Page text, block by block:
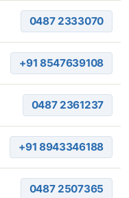
0487 2333070
+91 8547639108
0487 2361237
+91 8943346188
0487 2507365